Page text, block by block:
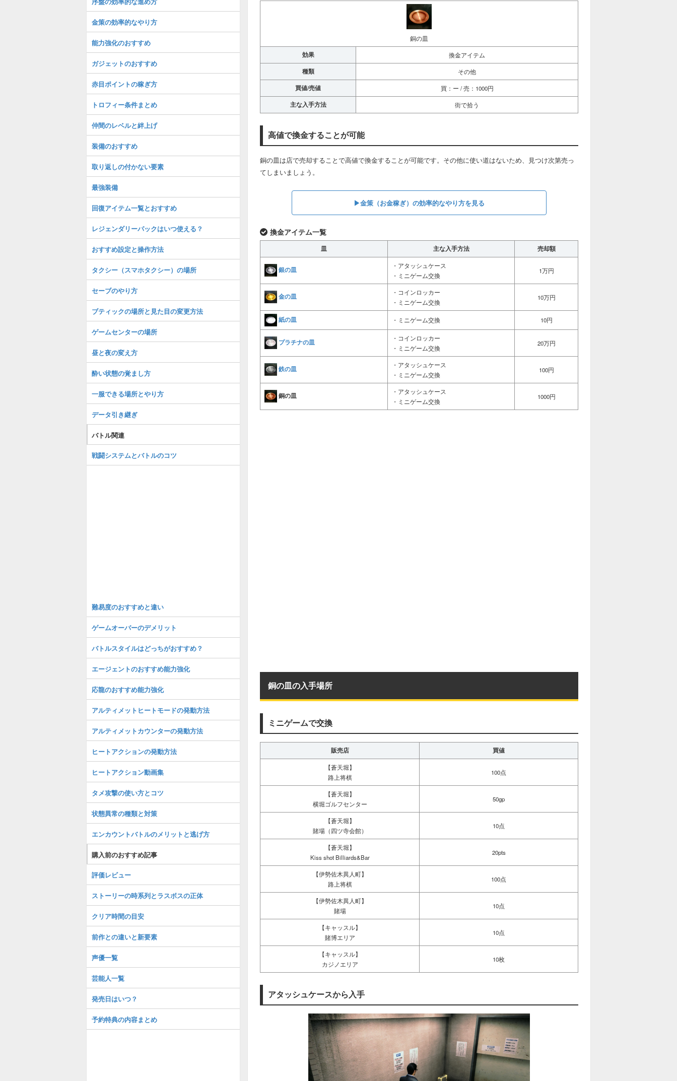
銅の皿
効果 換金アイテム
種類 その他
買値/売値 買：ー / 売：1000円
主な入手方法 街で拾う
高値で換金することが可能
銅の皿は店で売却することで高値で換金することが可能です。その他に使い道はないため、見つけ次第売っ
てしまいましょう。
▶︎金策（お金稼ぎ）の効率的なやり方を見る
換金アイテム一覧
皿 主な入手方法 売却額
銀の皿
・アタッシュケース
・ミニゲーム交換
1万円
金の皿
・コインロッカー
・ミニゲーム交換
10万円
紙の皿 ・ミニゲーム交換 10円
プラチナの皿
・コインロッカー
・ミニゲーム交換
20万円
鉄の皿
・アタッシュケース
・ミニゲーム交換
100円
銅の皿
・アタッシュケース
・ミニゲーム交換
1000円
銅の皿の入手場所
ミニゲームで交換
販売店 買値
【蒼天堀】
路上将棋
100点
【蒼天堀】
横堀ゴルフセンター
50gp
【蒼天堀】
賭場（四ツ寺会館）
10点
【蒼天堀】
Kiss shot Billiards&Bar
20pts
【伊勢佐木異人町】
路上将棋
100点
【伊勢佐木異人町】
賭場
10点
【キャッスル】
賭博エリア
10点
【キャッスル】
カジノエリア
10枚
アタッシュケースから入手
金策の効率的なやり方
能力強化のおすすめ
ガジェットのおすすめ
赤目ポイントの稼ぎ方
トロフィー条件まとめ
仲間のレベルと絆上げ
装備のおすすめ
取り返しの付かない要素
最強装備
回復アイテム一覧とおすすめ
レジェンダリーパックはいつ使える？
おすすめ設定と操作方法
タクシー（スマホタクシー）の場所
セーブのやり方
ブティックの場所と見た目の変更方法
ゲームセンターの場所
昼と夜の変え方
酔い状態の覚まし方
一服できる場所とやり方
データ引き継ぎ
バトル関連
戦闘システムとバトルのコツ
難易度のおすすめと違い
ゲームオーバーのデメリット
バトルスタイルはどっちがおすすめ？
エージェントのおすすめ能力強化
応龍のおすすめ能力強化
アルティメットヒートモードの発動方法
アルティメットカウンターの発動方法
ヒートアクションの発動方法
ヒートアクション動画集
タメ攻撃の使い方とコツ
状態異常の種類と対策
エンカウントバトルのメリットと逃げ方
購入前のおすすめ記事
評価レビュー
ストーリーの時系列とラスボスの正体
クリア時間の目安
前作との違いと新要素
声優一覧
芸能人一覧
発売日はいつ？
予約特典の内容まとめ